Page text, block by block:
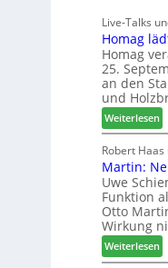
e
n
a
u
s
f
ü
r
W
e
m
h
n
e
r
c
h
e
n
s
t
a
u
r
a
u
m
-
S
o
Live-Talks
Homag
Homag
25.
an den
und
Weiterlesen:
H
o
m
a
g
l
ä
d
t
Robert
Martin:
Uwe
Funktion
Otto
Wirkung
Weiterlesen:
M